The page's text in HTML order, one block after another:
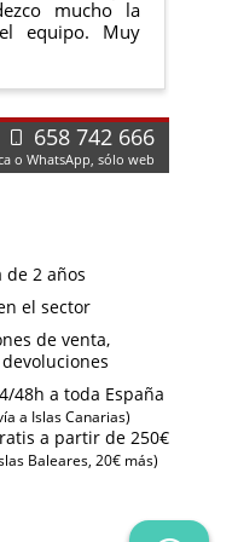
mucho la
equipo. Muy
658 742 666
o WhatsApp, sólo web
de 2 años
el sector
de venta,
48h a toda España
a Islas Canarias)
a partir de 250€
Baleares, 20€ más)